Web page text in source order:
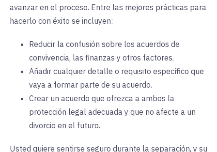
avanzar en el proceso. Entre las mejores prácticas para
hacerlo con éxito se incluyen:
Reducir la confusión sobre los acuerdos de
convivencia, las finanzas y otros factores.
Añadir cualquier detalle o requisito específico que
vaya a formar parte de su acuerdo.
Crear un acuerdo que ofrezca a ambos la
protección legal adecuada y que no afecte a un
divorcio en el futuro.
Usted quiere sentirse seguro durante la separación, y su